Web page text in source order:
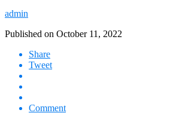
admin
Published on October 11, 2022
Share
Tweet
Comment